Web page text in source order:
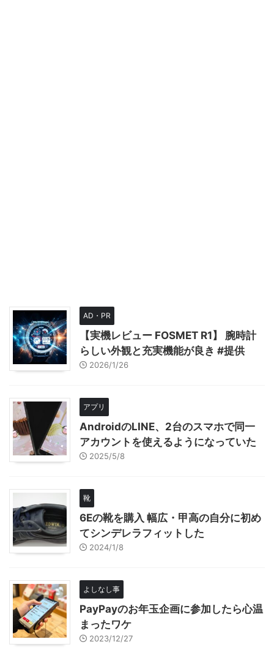
AD・PR
【実機レビュー FOSMET R1】 腕時計
らしい外観と充実機能が良き #提供
2026/1/26
アプリ
AndroidのLINE、2台のスマホで同一
アカウントを使えるようになっていた
2025/5/8
靴
6Eの靴を購入 幅広・甲高の自分に初め
てシンデレラフィットした
2024/1/8
よしなし事
PayPayのお年玉企画に参加したら心温
まったワケ
2023/12/27